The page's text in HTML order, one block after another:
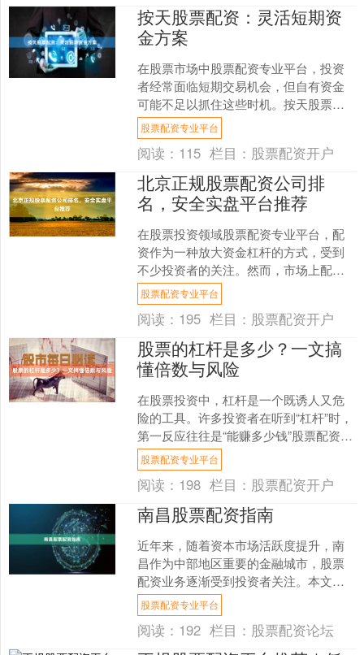
按天股票配资：灵活短期资
金方案
在股票市场中股票配资专业平台，投资
者经常面临短期交易机会，但自有资金
可能不足以抓住这些时机。按天股票配
资作为一种短期资金解决方案，因其灵
活性和便捷性，逐渐受到投....
股票配资专业平台
阅读： 115 栏目： 股票配资开户
北京正规股票配资公司排
名，安全实盘平台推荐
在股票投资领域股票配资专业平台，配
资作为一种放大资金杠杆的方式，受到
不少投资者的关注。然而，市场上配资
平台良莠不齐，如何选择一家正规、安
全、实盘操作的配资公司，....
股票配资专业平台
阅读： 195 栏目： 股票配资开户
股票的杠杆是多少？一文搞
懂倍数与风险
在股票投资中，杠杆是一个既诱人又危
险的工具。许多投资者在听到“杠杆”时，
第一反应往往是“能赚多少钱”股票配资专
业平台，却忽略了其背后的风险。本文
将为你详细解读股....
股票配资专业平台
阅读： 198 栏目： 股票配资开户
南昌股票配资指南
近年来，随着资本市场活跃度提升，南
昌作为中部地区重要的金融城市，股票
配资业务逐渐受到投资者关注。本文将
从合规性、操作流程、风险控制三个维
度，为南昌本地投资者提供....
股票配资专业平台
阅读： 192 栏目： 股票配资论坛